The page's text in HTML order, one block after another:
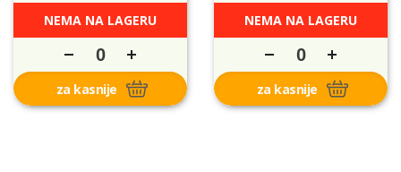
NEMA NA LAGERU
za kasnije
NEMA NA LAGERU
za kasnije